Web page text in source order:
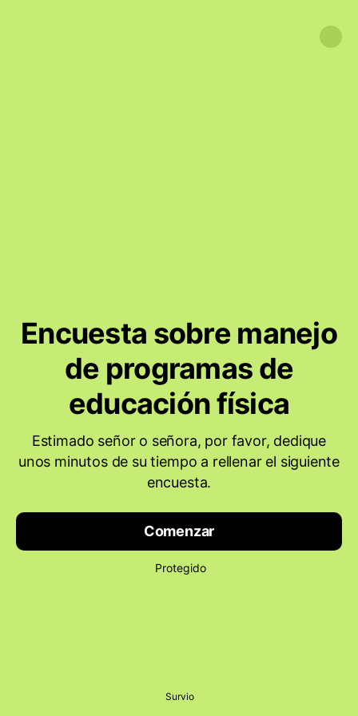
Encuesta sobre manejo
de programas de
educación física
Estimado señor o señora, por favor, dedique
unos minutos de su tiempo a rellenar el siguiente
encuesta.
Comenzar
Protegido
Survio